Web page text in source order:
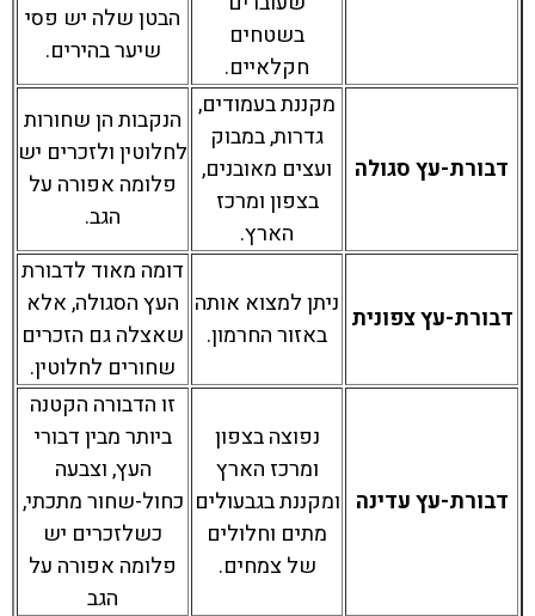
בשטחים
חקלאיים.
הבטן שלה יש פסי
שיער בהירים.
דבורת-עץ סגולה
מקננת בעמודים,
גדרות, במבוק
ועצים מאובנים,
בצפון ומרכז
הארץ.
הנקבות הן שחורות
לחלוטין ולזכרים יש
פלומה אפורה על
הגב.
דבורת-עץ צפונית ניתן למצוא אותה
באזור החרמון.
דומה מאוד לדבורת
העץ הסגולה, אלא
שאצלה גם הזכרים
שחורים לחלוטין.
דבורת-עץ עדינה
נפוצה בצפון
ומרכז הארץ
ומקננת בגבעולים
מתים וחלולים
של צמחים.
זו הדבורה הקטנה
ביותר מבין דבורי
העץ, וצבעה
כחול-שחור מתכתי,
כשלזכרים יש
פלומה אפורה על
הגב